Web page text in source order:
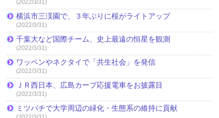
(2022/3/31)
横浜市三渓園で、３年ぶりに桜がライトアップ
(2022/3/31)
千葉大など国際チーム、史上最遠の恒星を観測
(2022/3/31)
ワッペンやネクタイで「共生社会」を発信
(2022/3/31)
ＪＲ西日本、広島カープ応援電車をお披露目
(2022/3/31)
ミツバチで大学周辺の緑化・生態系の維持に貢献